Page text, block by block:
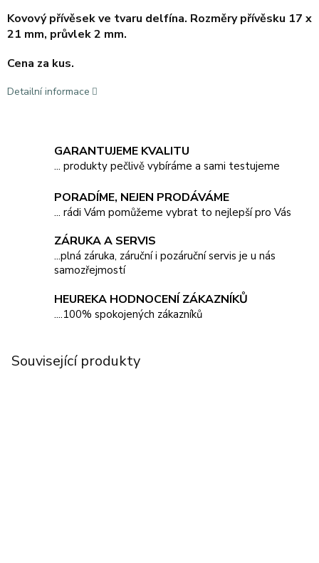
Kovový přívěsek ve tvaru delfína. Rozměry přívěsku 17 x
21 mm, průvlek 2 mm.
Cena za kus.
Detailní informace
GARANTUJEME KVALITU
... produkty pečlivě vybíráme a sami testujeme
PORADÍME, NEJEN PRODÁVÁME
... rádi Vám pomůžeme vybrat to nejlepší pro Vás
ZÁRUKA A SERVIS
...plná záruka, záruční i pozáruční servis je u nás
samozřejmostí
HEUREKA HODNOCENÍ ZÁKAZNÍKŮ
....100% spokojených zákazníků
Související produkty